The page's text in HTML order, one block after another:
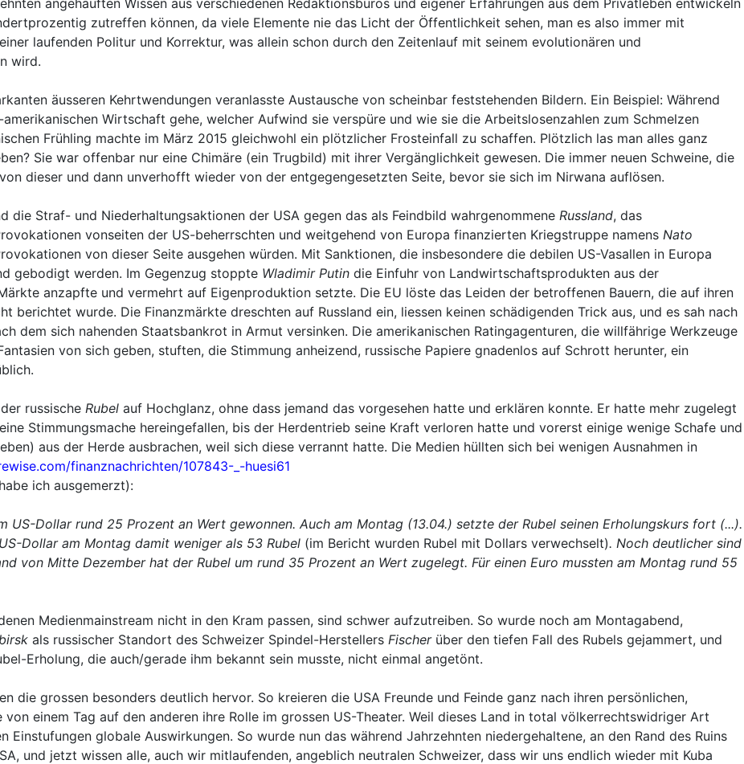
zutreffen können, da viele Elemente nie das Licht der Öffentlichkeit sehen, man es also immer mit
laufenden Politur und Korrektur, was allein schon durch den Zeitenlauf mit seinem evolutionären und
wird.
äusseren Kehrtwendungen veranlasste Austausche von scheinbar feststehenden Bildern. Ein Beispiel: Während
Wirtschaft gehe, welcher Aufwind sie verspüre und wie sie die Arbeitslosenzahlen zum Schmelzen
Frühling machte im März 2015 gleichwohl ein plötzlicher Frosteinfall zu schaffen. Plötzlich las man alles ganz
Sie war offenbar nur eine Chimäre (ein Trugbild) mit ihrer Vergänglichkeit gewesen. Die immer neuen Schweine, die
dieser und dann unverhofft wieder von der entgegengesetzten Seite, bevor sie sich im Nirwana auflösen.
die Straf- und Niederhaltungsaktionen der USA gegen das als Feindbild wahrgenommene Russland, das
vonseiten der US-beherrschten und weitgehend von Europa finanzierten Kriegstruppe namens Nato
von dieser Seite ausgehen würden. Mit Sanktionen, die insbesondere die debilen US-Vasallen in Europa
gebodigt werden. Im Gegenzug stoppte Wladimir Putin die Einfuhr von Landwirtschaftsprodukten aus der
anzapfte und vermehrt auf Eigenproduktion setzte. Die EU löste das Leiden der betroffenen Bauern, die auf ihren
berichtet wurde. Die Finanzmärkte dreschten auf Russland ein, liessen keinen schädigenden Trick aus, und es sah nach
dem sich nahenden Staatsbankrot in Armut versinken. Die amerikanischen Ratingagenturen, die willfährige Werkzeuge
von sich geben, stuften, die Stimmung anheizend, russische Papiere gnadenlos auf Schrott herunter, ein
russische Rubel auf Hochglanz, ohne dass jemand das vorgesehen hatte und erklären konnte. Er hatte mehr zugelegt
Stimmungsmache hereingefallen, bis der Herdentrieb seine Kraft verloren hatte und vorerst einige wenige Schafe und
aus der Herde ausbrachen, weil sich diese verrannt hatte. Die Medien hüllten sich bei wenigen Ausnahmen in
finanznachrichten/107843-_-huesi61
ich ausgemerzt):
US-Dollar rund 25 Prozent an Wert gewonnen. Auch am Montag (13.04.) setzte der Rubel seinen Erholungskurs fort (...).
Dollar am Montag damit weniger als 53 Rubel (im Bericht wurden Rubel mit Dollars verwechselt). Noch deutlicher sind
von Mitte Dezember hat der Rubel um rund 35 Prozent an Wert zugelegt. Für einen Euro mussten am Montag rund 55
Medienmainstream nicht in den Kram passen, sind schwer aufzutreiben. So wurde noch am Montagabend,
als russischer Standort des Schweizer Spindel-Herstellers Fischerüber den tiefen Fall des Rubels gejammert, und
Erholung, die auch/gerade ihm bekannt sein musste, nicht einmal angetönt.
die grossen besonders deutlich hervor. So kreieren die USA Freunde und Feinde ganz nach ihren persönlichen,
einem Tag auf den anderen ihre Rolle im grossen US-Theater. Weil dieses Land in total völkerrechtswidriger Art
Einstufungen globale Auswirkungen. So wurde nun das während Jahrzehnten niedergehaltene, an den Rand des Ruins
und jetzt wissen alle, auch wir mitlaufenden, angeblich neutralen Schweizer, dass wir uns endlich wieder mit Kuba